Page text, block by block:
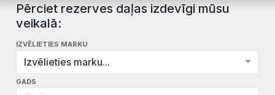
Pērciet rezerves daļas izdevīgi mūsu
veikalā:
IZVĒLIETIES MARKU
Izvēlieties marku...
GADS